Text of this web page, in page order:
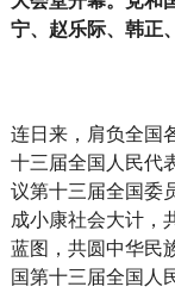
宁、赵乐际、韩正
连日来，肩负全国
十三届全国人民代
议第十三届全国委
成小康社会大计，
蓝图，共圆中华民
国第十三届全国人